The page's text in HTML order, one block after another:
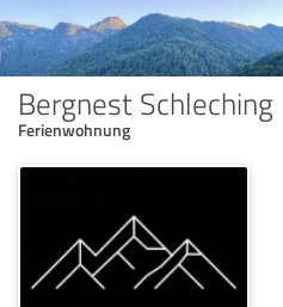
Bergnest Schleching
Ferienwohnung